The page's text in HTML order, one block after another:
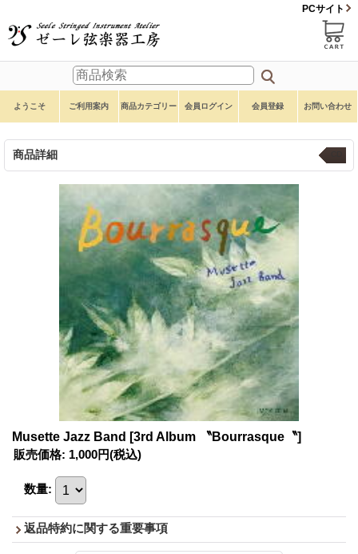
PCサイト
ようこそ ご利用案内 商品カテゴリー 会員ログイン 会員登録 お問い合わせ
商品詳細
Musette Jazz Band [3rd Album 〝Bourrasque〝]
販売価格: 1,000円(税込)
数量:
返品特約に関する重要事項